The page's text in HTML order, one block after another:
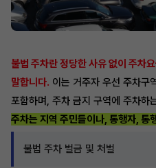
불법 주차란 정당한 사유 없이 주차
말합니다. 이는 거주자 우선 주차구
포함하며, 주차 금지 구역에 주차하
주차는 지역 주민들이나, 통행자, 통
불법 주차 벌금 및 처벌